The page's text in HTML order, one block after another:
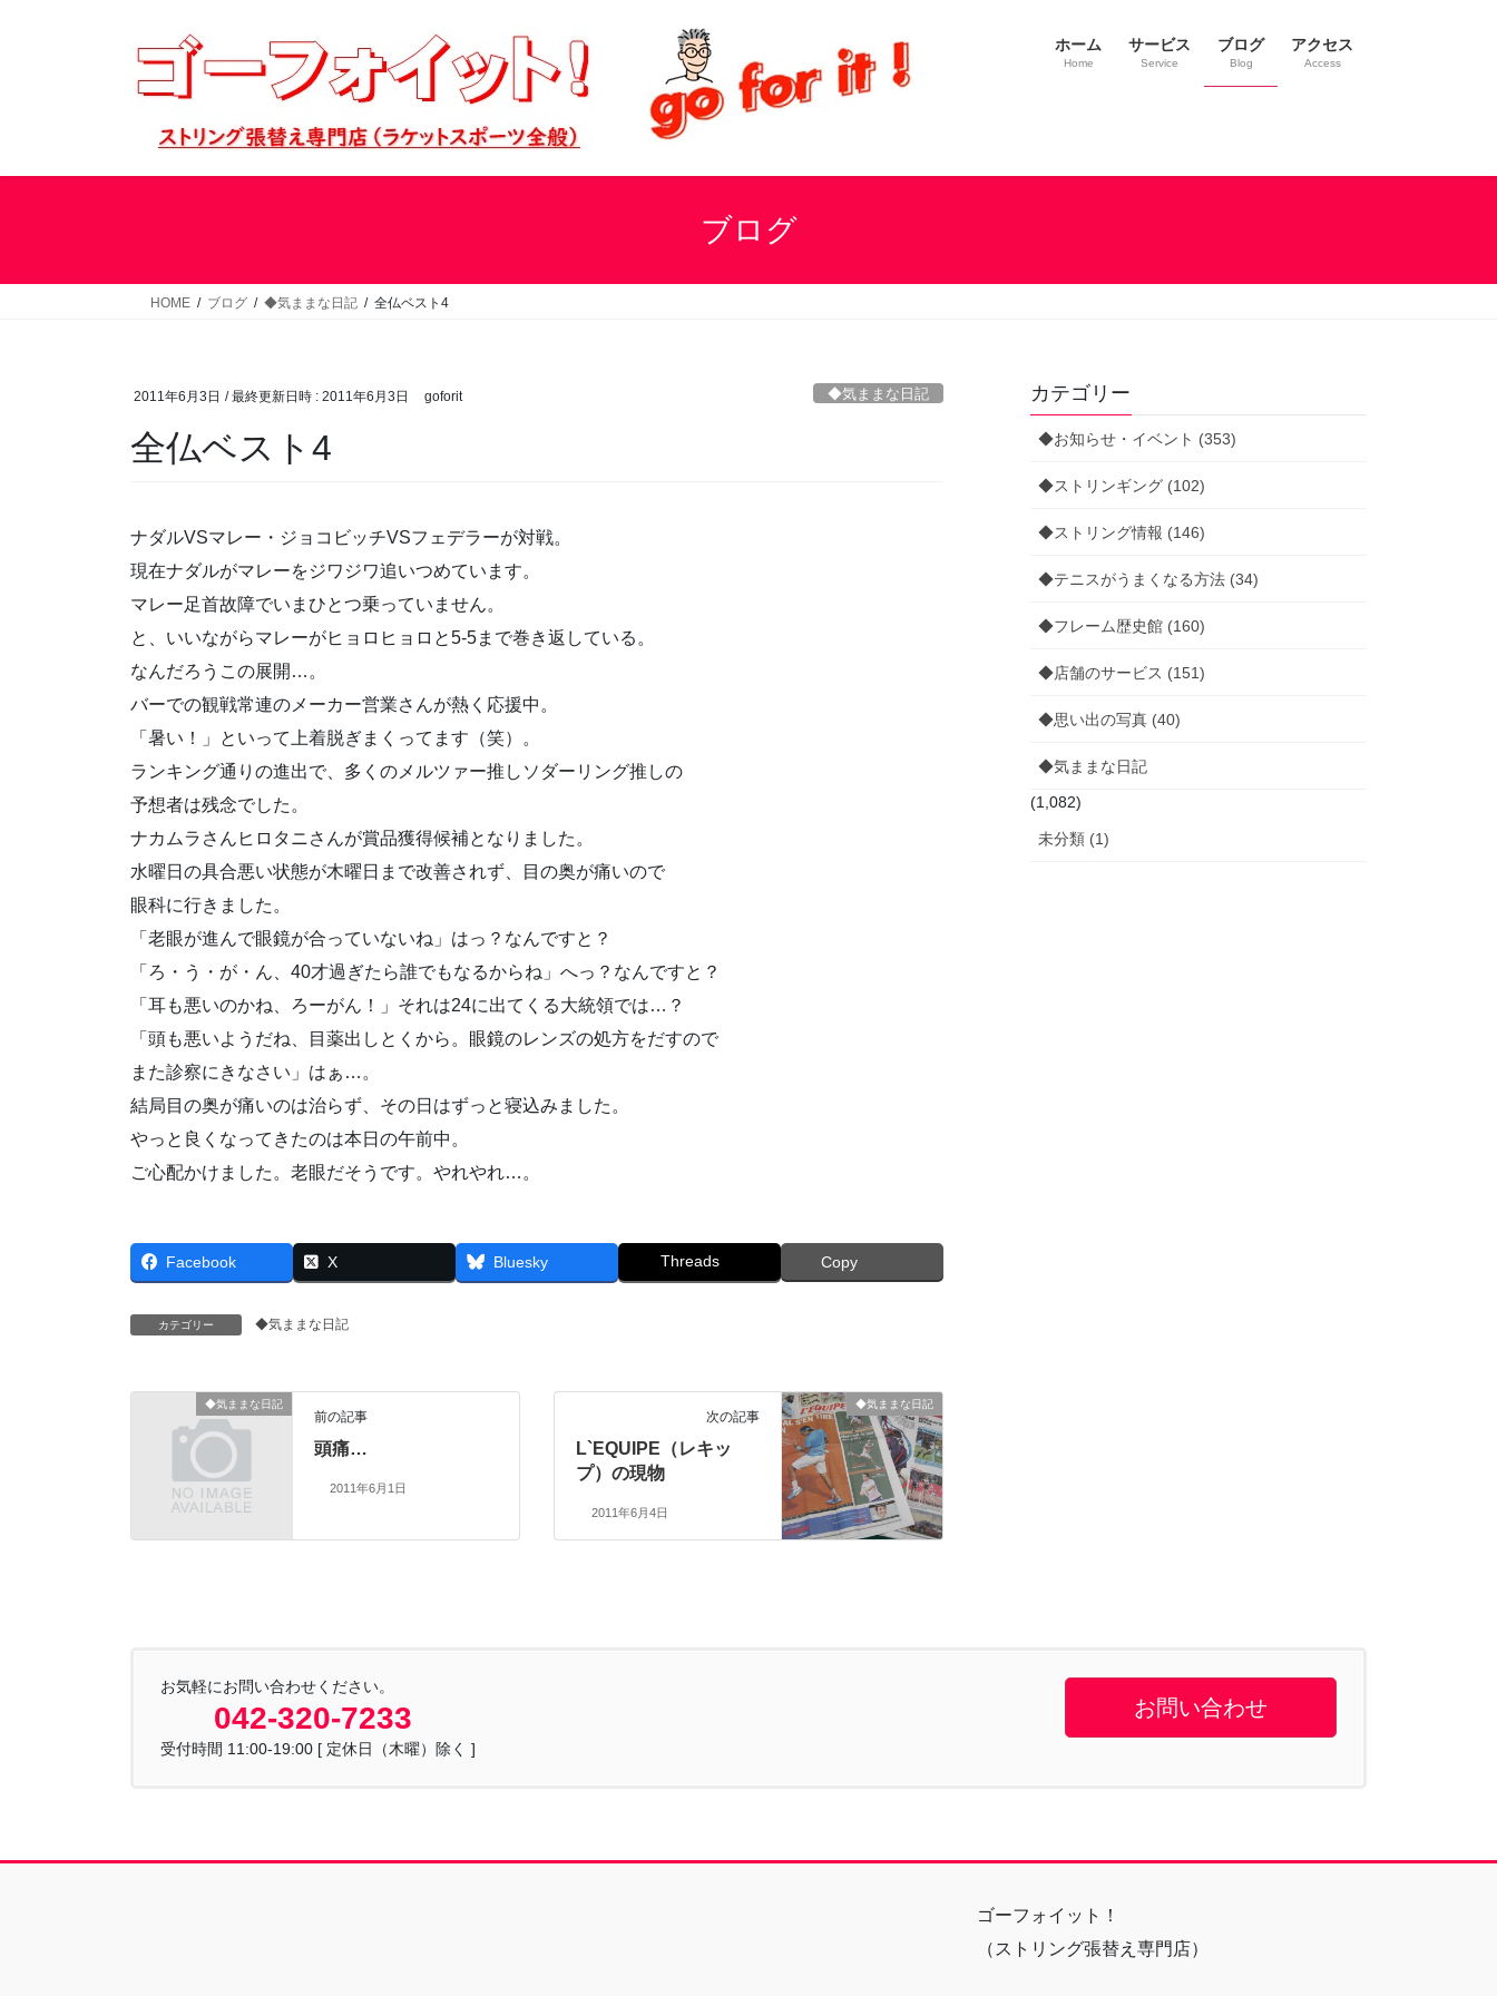
ス
ン
ホーム
Home
サービス
Service
ブログ
Blog
アクセス
Access
ブログ
HOME ブログ ◆気ままな日記 全仏ベスト4
2011年6月3日 / 最終更新日時 : 2011年6月3日 goforit ◆気ままな日記
全仏ベスト4
ナダルVSマレー・ジョコビッチVSフェデラーが対戦。
現在ナダルがマレーをジワジワ追いつめています。
マレー足首故障でいまひとつ乗っていません。
と、いいながらマレーがヒョロヒョロと5-5まで巻き返している。
なんだろうこの展開…。
バーでの観戦常連のメーカー営業さんが熱く応援中。
「暑い！」といって上着脱ぎまくってます（笑）。
ランキング通りの進出で、多くのメルツァー推しソダーリング推しの
予想者は残念でした。
ナカムラさんヒロタニさんが賞品獲得候補となりました。
水曜日の具合悪い状態が木曜日まで改善されず、目の奥が痛いので
眼科に行きました。
「老眼が進んで眼鏡が合っていないね」はっ？なんですと？
「ろ・う・が・ん、40才過ぎたら誰でもなるからね」へっ？なんですと？
「耳も悪いのかね、ろーがん！」それは24に出てくる大統領では…？
「頭も悪いようだね、目薬出しとくから。眼鏡のレンズの処方をだすので
また診察にきなさい」はぁ…。
結局目の奥が痛いのは治らず、その日はずっと寝込みました。
やっと良くなってきたのは本日の午前中。
ご心配かけました。老眼だそうです。やれやれ…。
Facebook X Bluesky Threads Copy
カテゴリー ◆気ままな日記
◆気ままな日記
前の記事
頭痛…
2011年6月1日
◆気ままな日記
次の記事
L`EQUIPE（レキッ
プ）の現物
2011年6月4日
カテゴリー
◆お知らせ・イベント (353)
◆ストリンギング (102)
◆ストリング情報 (146)
◆テニスがうまくなる方法 (34)
◆フレーム歴史館 (160)
◆店舗のサービス (151)
◆思い出の写真 (40)
◆気ままな日記
(1,082)
未分類 (1)
お気軽にお問い合わせください。
042-320-7233
受付時間 11:00-19:00 [ 定休日（木曜）除く ]
お問い合わせ
ゴーフォイット！
（ストリング張替え専門店）